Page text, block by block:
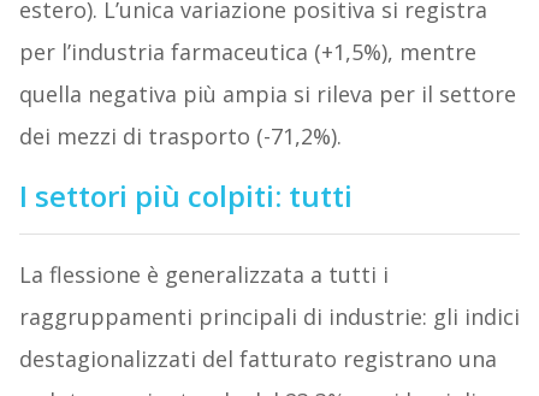
estero). L’unica variazione positiva si registra
per l’industria farmaceutica (+1,5%), mentre
quella negativa più ampia si rileva per il settore
dei mezzi di trasporto (-71,2%).
I settori più colpiti: tutti
La flessione è generalizzata a tutti i
raggruppamenti principali di industrie: gli indici
destagionalizzati del fatturato registrano una